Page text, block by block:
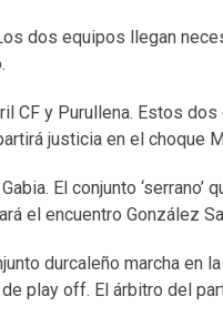
dos equipos llegan
CF y Purullena. Estos
justicia en el choque
El conjunto ‘serrano’
el encuentro González
durcaleño marcha en
play off. El árbitro del